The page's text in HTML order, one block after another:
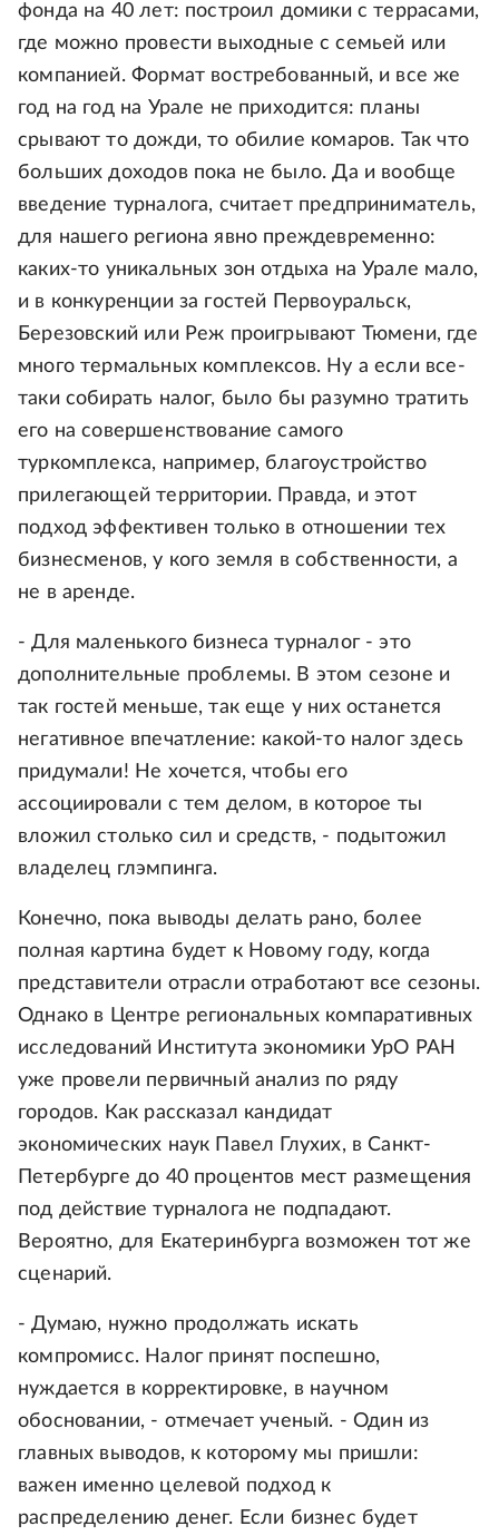
фонда на 40 лет: построил домики с террасами,
где можно провести выходные с семьей или
компанией. Формат востребованный, и все же
год на год на Урале не приходится: планы
срывают то дожди, то обилие комаров. Так что
больших доходов пока не было. Да и вообще
введение турналога, считает предприниматель,
для нашего региона явно преждевременно:
каких-то уникальных зон отдыха на Урале мало,
и в конкуренции за гостей Первоуральск,
Березовский или Реж проигрывают Тюмени, где
много термальных комплексов. Ну а если все-
таки собирать налог, было бы разумно тратить
его на совершенствование самого
туркомплекса, например, благоустройство
прилегающей территории. Правда, и этот
подход эффективен только в отношении тех
бизнесменов, у кого земля в собственности, а
не в аренде.
- Для маленького бизнеса турналог - это
дополнительные проблемы. В этом сезоне и
так гостей меньше, так еще у них останется
негативное впечатление: какой-то налог здесь
придумали! Не хочется, чтобы его
ассоциировали с тем делом, в которое ты
вложил столько сил и средств, - подытожил
владелец глэмпинга.
Конечно, пока выводы делать рано, более
полная картина будет к Новому году, когда
представители отрасли отработают все сезоны.
Однако в Центре региональных компаративных
исследований Института экономики УрО РАН
уже провели первичный анализ по ряду
городов. Как рассказал кандидат
экономических наук Павел Глухих, в Санкт-
Петербурге до 40 процентов мест размещения
под действие турналога не подпадают.
Вероятно, для Екатеринбурга возможен тот же
сценарий.
- Думаю, нужно продолжать искать
компромисс. Налог принят поспешно,
нуждается в корректировке, в научном
обосновании, - отмечает ученый. - Один из
главных выводов, к которому мы пришли:
важен именно целевой подход к
распределению денег. Если бизнес будет